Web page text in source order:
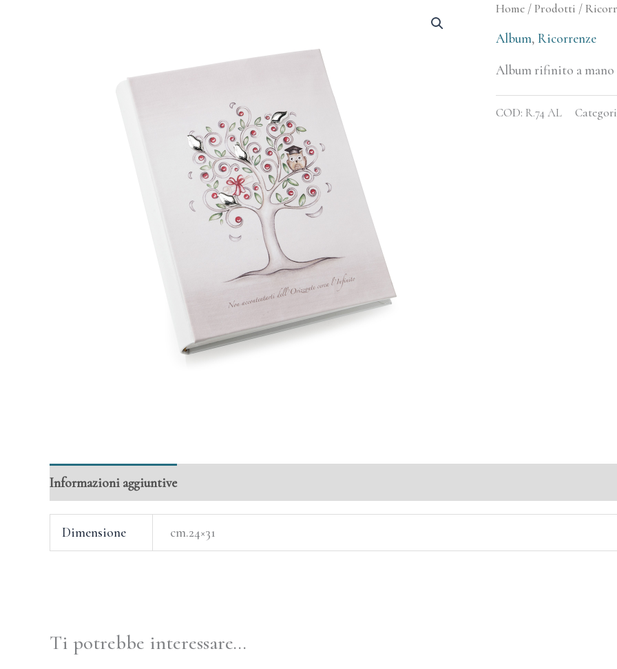
Home /Prodotti /
Album, Ricorrenze
Album rifinito a
COD: R.74 AL
Informazioni aggiuntive
Dimensione cm.24×31
Ti potrebbe interessare…